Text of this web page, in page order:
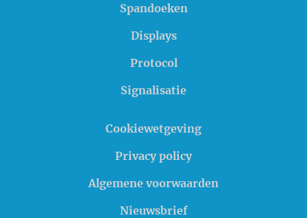
Spandoeken
Displays
Protocol
Signalisatie
Cookiewetgeving
Privacy policy
Algemene voorwaarden
Nieuwsbrief